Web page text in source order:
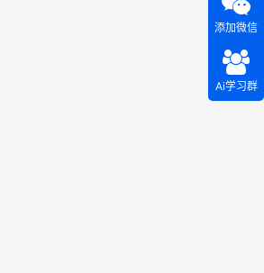
添加微信
Ai学习群